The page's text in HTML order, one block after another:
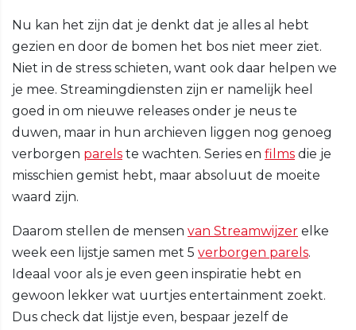
Nu kan het zijn dat je denkt dat je alles al hebt
gezien en door de bomen het bos niet meer ziet.
Niet in de stress schieten, want ook daar helpen we
je mee. Streamingdiensten zijn er namelijk heel
goed in om nieuwe releases onder je neus te
duwen, maar in hun archieven liggen nog genoeg
verborgen parels te wachten. Series en films die je
misschien gemist hebt, maar absoluut de moeite
waard zijn.
Daarom stellen de mensen van Streamwijzer elke
week een lijstje samen met 5 verborgen parels.
Ideaal voor als je even geen inspiratie hebt en
gewoon lekker wat uurtjes entertainment zoekt.
Dus check dat lijstje even, bespaar jezelf de